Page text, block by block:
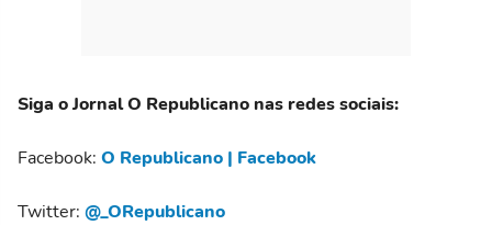
Siga o Jornal O Republicano nas redes sociais:
Facebook: O Republicano | Facebook
Twitter: @_ORepublicano